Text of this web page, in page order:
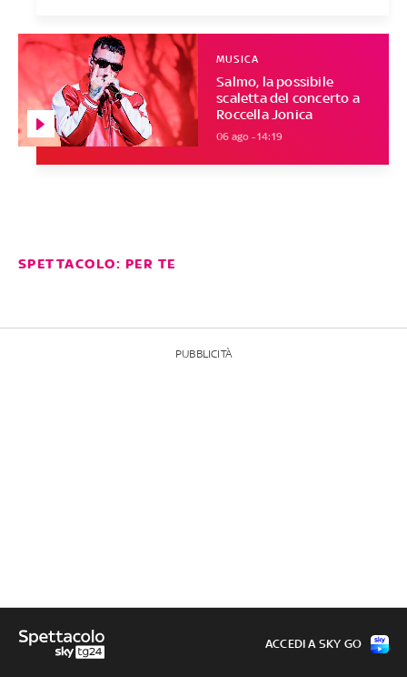
Salmo, la possibile
scaletta del concerto a
Roccella Jonica
MUSICA
06 ago - 14:19
SPETTACOLO: PER TE
PUBBLICITÀ
ACCEDI A SKY GO